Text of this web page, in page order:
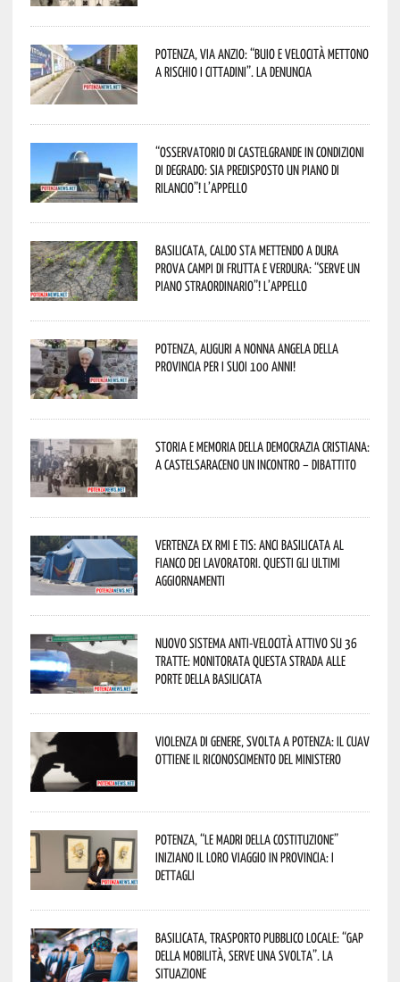
Potenza, Via Anzio: “Buio e velocità mettono
a rischio i cittadini”. La denuncia
“Osservatorio di Castelgrande in condizioni
di degrado: sia predisposto un piano di
rilancio”! L’appello
Basilicata, caldo sta mettendo a dura
prova campi di frutta e verdura: “Serve un
piano straordinario”! L’appello
Potenza, auguri a nonna Angela della
provincia per i suoi 100 anni!
Storia e memoria della Democrazia Cristiana:
a Castelsaraceno un incontro – dibattito
Vertenza ex RMI e TIS: ANCI Basilicata al
fianco dei lavoratori. Questi gli ultimi
aggiornamenti
Nuovo sistema anti-velocità attivo su 36
tratte: monitorata questa strada alle
porte della Basilicata
Violenza di genere, svolta a Potenza: il CUAV
ottiene il riconoscimento del Ministero
Potenza, “Le Madri della Costituzione”
iniziano il loro viaggio in provincia: i
dettagli
Basilicata, trasporto pubblico locale: “Gap
della mobilità, serve una svolta”. La
situazione